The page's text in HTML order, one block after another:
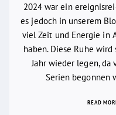
2024 war ein
es jedoch in unserem
viel Zeit und Energie in
haben. Diese Ruhe
Jahr wieder legen, da
Serien begonnen
READ